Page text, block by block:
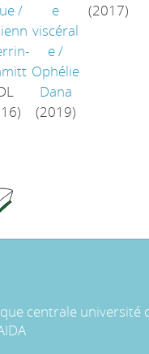
/
e
viscéral
e/
Ophélie
Dana
(2019)
(2017)
centrale université